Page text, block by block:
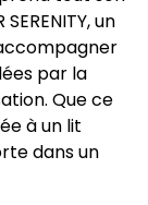
un
par la
Que ce
à un lit
dans un